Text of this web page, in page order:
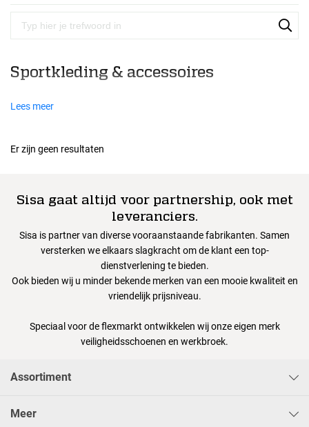
Sportkleding & accessoires
Lees meer
Er zijn geen resultaten
Sisa gaat altijd voor partnership, ook met
leveranciers.
Sisa is partner van diverse vooraanstaande fabrikanten. Samen
versterken we elkaars slagkracht om de klant een top-
dienstverlening te bieden.
Ook bieden wij u minder bekende merken van een mooie kwaliteit en
vriendelijk prijsniveau.
Speciaal voor de flexmarkt ontwikkelen wij onze eigen merk
veiligheidsschoenen en werkbroek.
Assortiment
Meer